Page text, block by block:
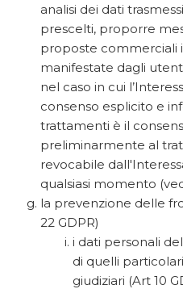
analisi dei dati
prescelti, proporre
proposte commerciali
manifestate dagli
nel caso in cui
consenso esplicito e
trattamenti è il
preliminarmente al
revocabile
qualsiasi momento
la prevenzione delle
22 GDPR)
i dati personali
di quelli
giudiziari (Art 10